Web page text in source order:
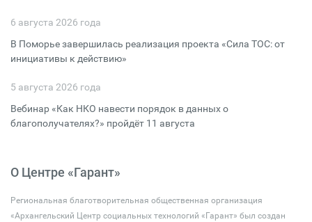
6 августа 2026 года
В Поморье завершилась реализация проекта «Сила ТОС: от
инициативы к действию»
5 августа 2026 года
Вебинар «Как НКО навести порядок в данных о
благополучателях?» пройдёт 11 августа
О Центре «Гарант»
Региональная благотворительная общественная организация
«Архангельский Центр социальных технологий «Гарант» был создан